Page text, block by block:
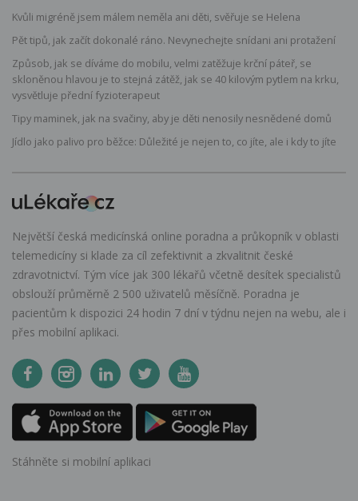
Kvůli migréně jsem málem neměla ani děti, svěřuje se Helena
Pět tipů, jak začít dokonalé ráno. Nevynechejte snídani ani protažení
Způsob, jak se díváme do mobilu, velmi zatěžuje krční páteř, se
skloněnou hlavou je to stejná zátěž, jak se 40 kilovým pytlem na krku,
vysvětluje přední fyzioterapeut
Tipy maminek, jak na svačiny, aby je děti nenosily nesnědené domů
Jídlo jako palivo pro běžce: Důležité je nejen to, co jíte, ale i kdy to jíte
Největší česká medicínská online poradna a průkopník v oblasti
telemedicíny si klade za cíl zefektivnit a zkvalitnit české
zdravotnictví. Tým více jak 300 lékařů včetně desítek specialistů
obslouží průměrně 2 500 uživatelů měsíčně. Poradna je
pacientům k dispozici 24 hodin 7 dní v týdnu nejen na webu, ale i
přes mobilní aplikaci.
Stáhněte si mobilní aplikaci